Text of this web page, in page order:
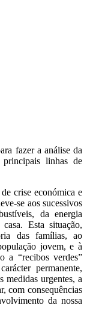
fazer a análise da
linhas de
crise económica e
se aos sucessivos
da energia
Esta situação,
das famílias, ao
jovem, e à
a “recibos verdes”
permanente,
medidas urgentes, a
com consequências
da nossa